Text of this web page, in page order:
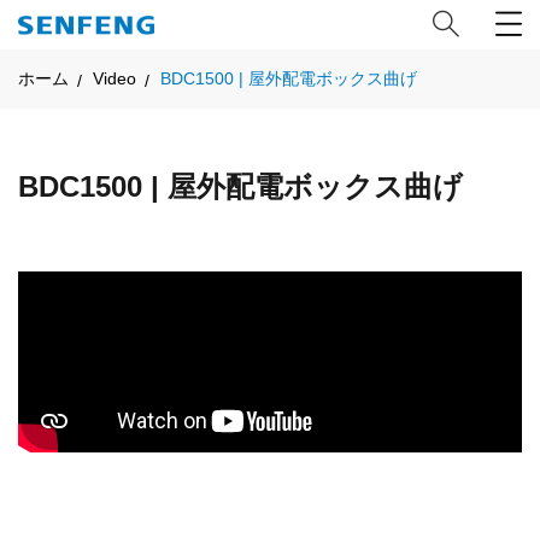
ホーム Video BDC1500 | 屋外配電ボックス曲げ
BDC1500 | 屋外配電ボックス曲げ